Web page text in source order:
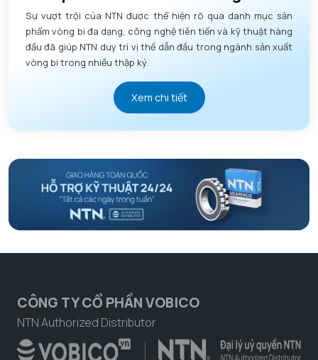
Sự vượt trội của NTN được thể hiện rõ qua danh mục sản
phẩm vòng bi đa dạng, công nghệ tiên tiến và kỹ thuật hàng
đầu đã giúp NTN duy trì vị thế dẫn đầu trong ngành sản xuất
vòng bi trong nhiều thập kỷ.
Xem chi tiết
CÔNG TY CỔ PHẦN VOBICO
NTN Authorized Distributor